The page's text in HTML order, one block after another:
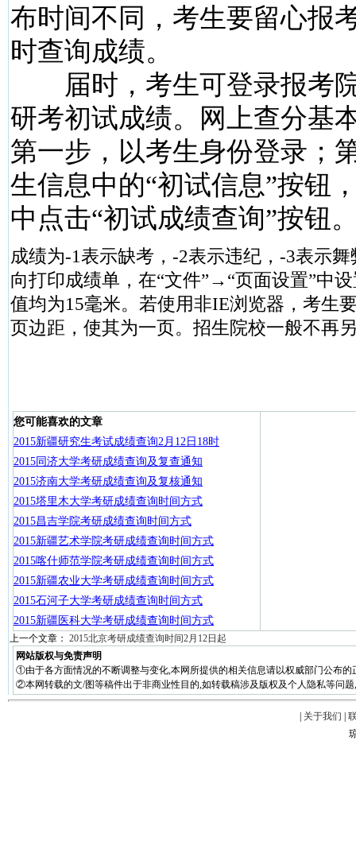
布时间不同，考生要留心报
时查询成绩。
届时，考生可登录报考
研考初试成绩。网上查分基
第一步，以考生身份登录；
生信息中的“初试信息”按钮
中点击“初试成绩查询”按钮
成绩为-1表示缺考，-2表示违纪，-3表示
向打印成绩单，在“文件”→“页面设置”中
值均为15毫米。若使用非IE浏览器，考生
页边距，使其为一页。招生院校一般不再
您可能喜欢的文章
2015新疆研究生考试成绩查询2月12日18时
2015同济大学考研成绩查询及复查通知
2015济南大学考研成绩查询及复核通知
2015塔里木大学考研成绩查询时间方式
2015昌吉学院考研成绩查询时间方式
2015新疆艺术学院考研成绩查询时间方式
2015喀什师范学院考研成绩查询时间方式
2015新疆农业大学考研成绩查询时间方式
2015石河子大学考研成绩查询时间方式
2015新疆医科大学考研成绩查询时间方式
上一个文章： 2015北京考研成绩查询时间2月12日起
网站版权与免责声明
①由于各方面情况的不断调整与变化,本网所提供的相关信息请以权威部门公布的
②本网转载的文/图等稿件出于非商业性目的,如转载稿涉及版权及个人隐私等问题
关于我们